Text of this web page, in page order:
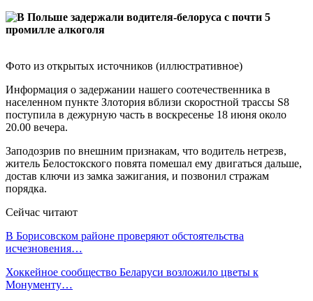
Фото из открытых источников (иллюстративное)
Информация о задержании нашего соотечественника в
населенном пункте Злотория вблизи скоростной трассы S8
поступила в дежурную часть в воскресенье 18 июня около
20.00 вечера.
Заподозрив по внешним признакам, что водитель нетрезв,
житель Белостокского повята помешал ему двигаться дальше,
достав ключи из замка зажигания, и позвонил стражам
порядка.
Сейчас читают
В Борисовском районе проверяют обстоятельства
исчезновения…
Хоккейное сообщество Беларуси возложило цветы к
Монументу…